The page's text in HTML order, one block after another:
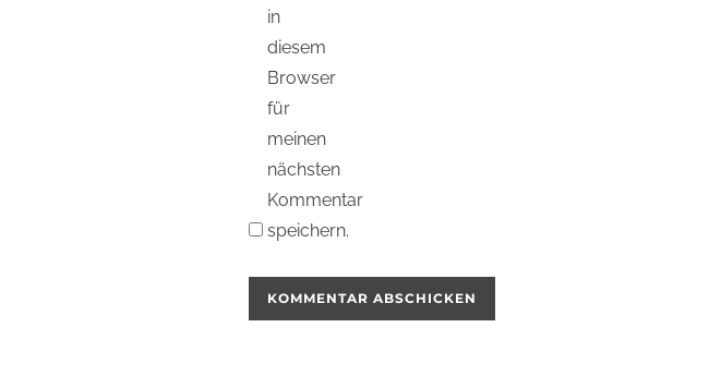
in
diesem
Browser
für
meinen
nächsten
Kommentar
speichern.